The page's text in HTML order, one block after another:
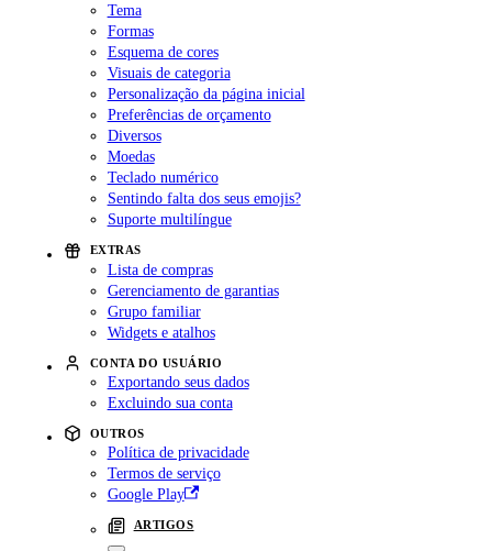
Tema
Formas
Esquema de cores
Visuais de categoria
Personalização da página inicial
Preferências de orçamento
Diversos
Moedas
Teclado numérico
Sentindo falta dos seus emojis?
Suporte multilíngue
EXTRAS
Lista de compras
Gerenciamento de garantias
Grupo familiar
Widgets e atalhos
CONTA DO USUÁRIO
Exportando seus dados
Excluindo sua conta
OUTROS
Política de privacidade
Termos de serviço
Google Play
ARTIGOS